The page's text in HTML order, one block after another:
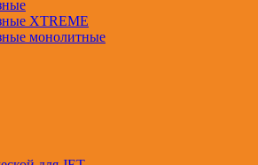
XTREME
монолитные